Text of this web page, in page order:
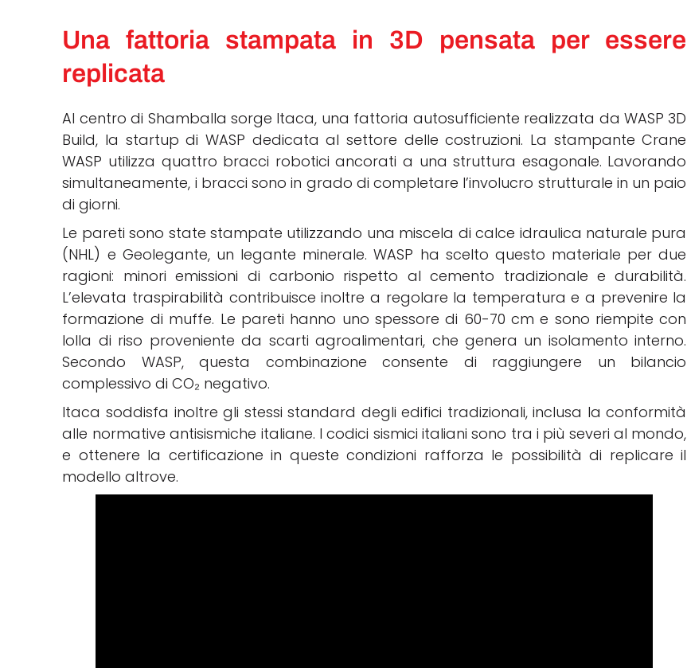
Una fattoria stampata in 3D pensata per essere
replicata
Al centro di Shamballa sorge Itaca, una fattoria autosufficiente realizzata da WASP 3D
Build, la startup di WASP dedicata al settore delle costruzioni. La stampante Crane
WASP utilizza quattro bracci robotici ancorati a una struttura esagonale. Lavorando
simultaneamente, i bracci sono in grado di completare l’involucro strutturale in un paio
di giorni.
Le pareti sono state stampate utilizzando una miscela di calce idraulica naturale pura
(NHL) e Geolegante, un legante minerale. WASP ha scelto questo materiale per due
ragioni: minori emissioni di carbonio rispetto al cemento tradizionale e durabilità.
L’elevata traspirabilità contribuisce inoltre a regolare la temperatura e a prevenire la
formazione di muffe. Le pareti hanno uno spessore di 60-70 cm e sono riempite con
lolla di riso proveniente da scarti agroalimentari, che genera un isolamento interno.
Secondo WASP, questa combinazione consente di raggiungere un bilancio
complessivo di CO₂ negativo.
Itaca soddisfa inoltre gli stessi standard degli edifici tradizionali, inclusa la conformità
alle normative antisismiche italiane. I codici sismici italiani sono tra i più severi al mondo,
e ottenere la certificazione in queste condizioni rafforza le possibilità di replicare il
modello altrove.